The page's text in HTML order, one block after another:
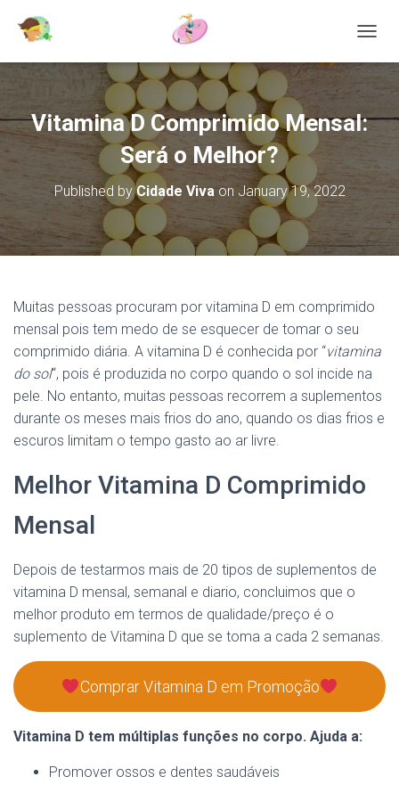
O
E
A
T
Vitamina D Comprimido Mensal:
Será o Melhor?
Published byCidade VivaonJanuary 19, 2022
Muitas pessoas procuram por vitamina D em comprimido
mensal pois tem medo de se esquecer de tomar o seu
comprimido diária. A vitamina D é conhecida por “vitamina
do sol“, pois é produzida no corpo quando o sol incide na
pele. No entanto, muitas pessoas recorrem a suplementos
durante os meses mais frios do ano, quando os dias frios e
escuros limitam o tempo gasto ao ar livre.
Melhor Vitamina D Comprimido
Mensal
Depois de testarmos mais de 20 tipos de suplementos de
vitamina D mensal, semanal e diario, concluimos que o
melhor produto em termos de qualidade/preço é o
suplemento de Vitamina D que se toma a cada 2 semanas.
Comprar Vitamina D em Promoção
Vitamina D tem múltiplas funções no corpo. Ajuda a:
Promover ossos e dentes saudáveis